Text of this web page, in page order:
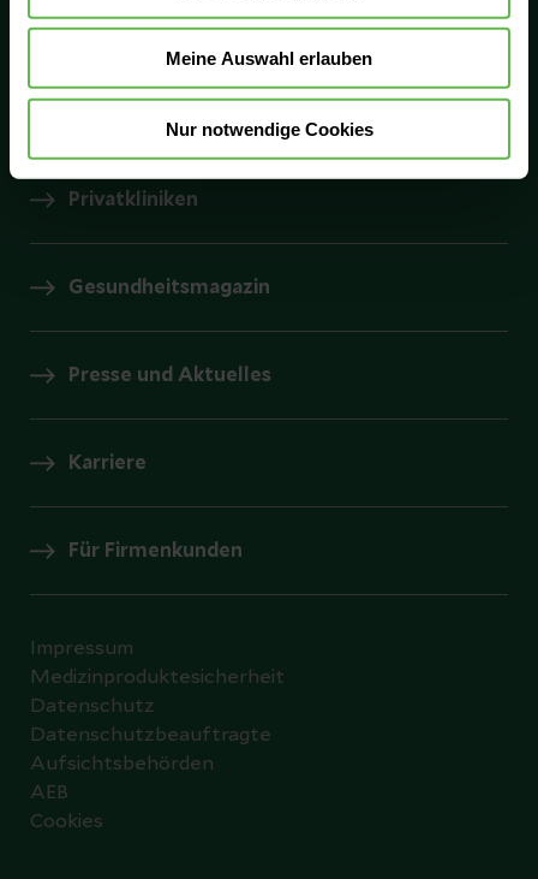
Meine Auswahl erlauben
Nur notwendige Cookies
Helios Ambulant
Privatkliniken
Gesundheitsmagazin
Presse und Aktuelles
Karriere
Für Firmenkunden
Impressum
Medizinproduktesicherheit
Datenschutz
Datenschutzbeauftragte
Aufsichtsbehörden
AEB
Cookies